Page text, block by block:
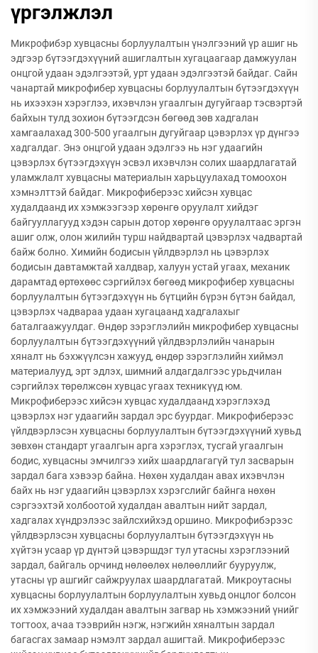
үргэлжлэл
Микрофибэр хувцасны борлуулалтын үнэлгээний үр ашиг нь
эдгээр бүтээгдэхүүний ашиглалтын хугацаагаар дамжуулан
онцгой удаан эдэлгээтэй, урт удаан эдэлгээтэй байдаг. Сайн
чанартай микрофибер хувцасны борлуулалтын бүтээгдэхүүн
нь ихээхэн хэрэглээ, ихэвчлэн угаалгын дугуйгаар тэсвэртэй
байхын тулд зохион бүтээгдсэн бөгөөд зөв хадгалан
хамгаалахад 300-500 угаалгын дугуйгаар цэвэрлэх үр дүнгээ
хадгалдаг. Энэ онцгой удаан эдэлгээ нь нэг удаагийн
цэвэрлэх бүтээгдэхүүн эсвэл ихэвчлэн солих шаардлагатай
уламжлалт хувцасны материалын харьцуулахад томоохон
хэмнэлттэй байдаг. Микрофиберээс хийсэн хувцас
худалдаанд их хэмжээгээр хөрөнгө оруулалт хийдэг
байгууллагууд хэдэн сарын дотор хөрөнгө оруулалтаас эргэн
ашиг олж, олон жилийн турш найдвартай цэвэрлэх чадвартай
байж болно. Химийн бодисын үйлдвэрлэл нь цэвэрлэх
бодисын давтамжтай халдвар, халуун устай угаах, механик
дарамтад өртөхөөс сэргийлэх бөгөөд микрофибер хувцасны
борлуулалтын бүтээгдэхүүн нь бүтцийн бүрэн бүтэн байдал,
цэвэрлэх чадвараа удаан хугацаанд хадгалахыг
баталгаажуулдаг. Өндөр зэрэглэлийн микрофибер хувцасны
борлуулалтын бүтээгдэхүүний үйлдвэрлэлийн чанарын
хяналт нь бэхжүүлсэн хажууд, өндөр зэрэглэлийн хиймэл
материалууд, эрт эдлэх, шимний алдагдалгээс урьдчилан
сэргийлэх төрөлжсөн хувцас угаах техникүүд юм.
Микрофиберээс хийсэн хувцас худалдаанд хэрэглэхэд
цэвэрлэх нэг удаагийн зардал эрс буурдаг. Микрофиберээс
үйлдвэрлэсэн хувцасны борлуулалтын бүтээгдэхүүний хувьд
зөвхөн стандарт угаалгын арга хэрэглэх, тусгай угаалгын
бодис, хувцасны эмчилгээ хийх шаардлагагүй тул засварын
зардал бага хэвээр байна. Нөхөн худалдан авах ихэвчлэн
байх нь нэг удаагийн цэвэрлэх хэрэгслийг байнга нөхөн
сэргээхтэй холбоотой худалдан авалтын нийт зардал,
хадгалах хүндрэлээс зайлсхийхэд оршино. Микрофибэрээс
үйлдвэрлэсэн хувцасны борлуулалтын бүтээгдэхүүн нь
хүйтэн усаар үр дүнтэй цэвэршдэг тул утасны хэрэглээний
зардал, байгаль орчинд нөлөөлөх нөлөөллийг бууруулж,
утасны үр ашгийг сайжруулах шаардлагатай. Микроутасны
хувцасны борлуулалтын борлуулалтын хувьд онцлог болсон
их хэмжээний худалдан авалтын загвар нь хэмжээний үнийг
тогтоох, ачаа тээврийн нэгж, нэгжийн хяналтын зардал
багасгах замаар нэмэлт зардал ашигтай. Микрофиберээс